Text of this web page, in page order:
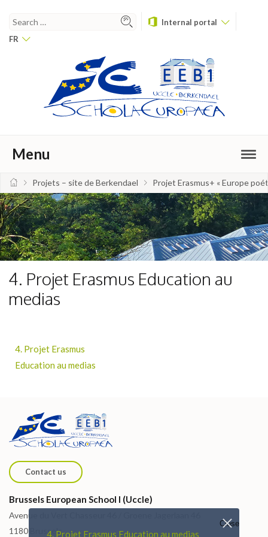
Internal portal
FR
Menu
Projets – site de Berkendael Projet Erasmus+ « Europe
4. Projet Erasmus Education au
medias
4. Projet Erasmus
Education au medias
Contact us
Brussels European School I (Uccle)
Avenue du Vert Chasseur 46 / Groene Jagerlaan 46
1180 Brussels4. Projet Erasmus Education au medias
Close